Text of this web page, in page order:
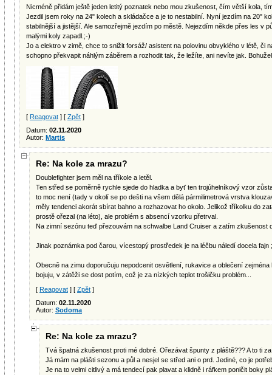
Nicméně přidám ještě jeden letitý poznatek nebo mou zkušenost, čím větší kola,
Jezdil jsem roky na 24" kolech a skládačce a je to nestabilní. Nyní jezdím na 20"
stabilnější a jistější. Ale samozřejmě jezdím po městě. Nejezdím někde přes les v
malými koly zapadl.;-)
Jo a elektro v zimě, chce to snižit forsáž/ asistent na polovinu obvyklého v létě, či
schopno překvapit náhlým záběrem a rozhodit tak, že ležíte, ani nevíte jak.
[ Reagovat ] [ Zpět ]
Datum: 02.11.2020
Autor: Martis
Re: Na kole za mrazu?
Doublefighter jsem měl na tříkole a letěl.
Ten střed se poměrně rychle sjede do hladka a byť ten trojúhelníkový vzor
to moc není (tady v okolí se po dešti na všem dělá pármilimetrová vrstva
měly tendenci akorát sbírat bahno a rozhazovat ho okolo. Jelikož tříkolku do
prostě ořezal (na léto), ale problém s absencí vzorku přetrval.
Na zimní sezónu teď přezouvám na schwalbe Land Cruiser a zatím zkušenost
Jinak poznámka pod čarou, vícestopý prostředek je na léčbu náledí docela fajn
Obecně na zimu doporučuju nepodcenit osvětlení, rukavice a oblečení
bojuju, v zátěži se dost potím, což je za nízkých teplot trošičku problém...
[ Reagovat ] [ Zpět ]
Datum: 02.11.2020
Autor: Sodoma
Re: Na kole za mrazu?
Tvá špatná zkušenost proti mé dobré. Ořezávat špunty z pláště??? A to ti
Já mám na plášti sezonu a půl a nesjel se střed ani o prd. Jediné, co je
Je na to velmi citlivý a má tendecí pak plavat a klidně i ráfkem poničit boky